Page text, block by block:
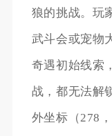
狼的挑战。玩
武斗会或宠物
奇遇初始线索
战，都无法解
外坐标（278